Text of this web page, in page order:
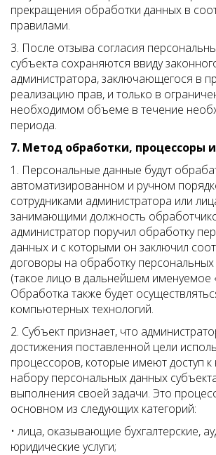
прекращения обработки данных в
правилами.
3. После отзыва согласия
субъекта сохраняются ввиду
администратора, заключающегося в
реализацию прав, и только в
необходимом объеме в течение
периода.
7. Метод обработки, процессоры
1. Персональные данные будут
автоматизированном и ручном
сотрудниками администратора или
занимающими должность
администратор поручил обработку
данных и с которыми он заключил
договоры на обработку
(такое лицо в дальнейшем именуемое
Обработка также будет
компьютерных технологий.
2. Субъект признает, что
достижения поставленной цели
процессоров, которые имеют доступ
набору персональных данных
выполнения своей задачи. Это
основном из следующих категорий:
• лица, оказывающие бухгалтерские,
юридические услуги;